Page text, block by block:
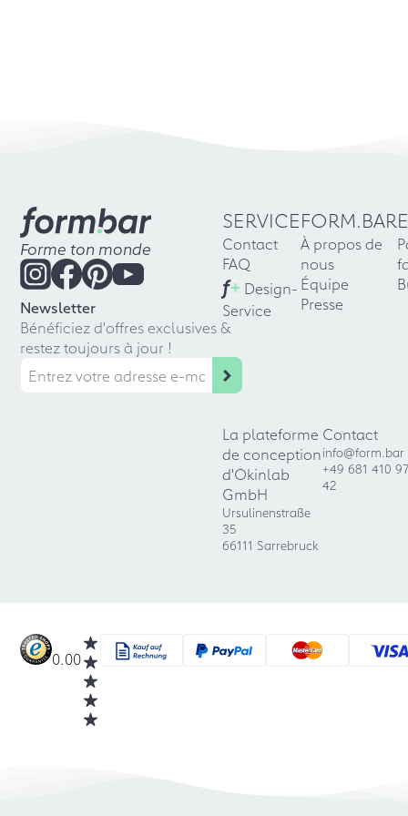
Forme ton monde
Newsletter
Bénéficiez d'offres exclusives &
restez toujours à jour !
SERVICE
Contact
FAQ
f+ Design-
Service
FORM.BAR
À propos de
nous
Équipe
Presse
La plateforme
de conception
d'Okinlab
GmbH
Ursulinenstraße
35
66111 Sarrebruck
Contact
info@form.bar
+49 681 410
42
0.00